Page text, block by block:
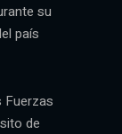
su
país
Fuerzas
de